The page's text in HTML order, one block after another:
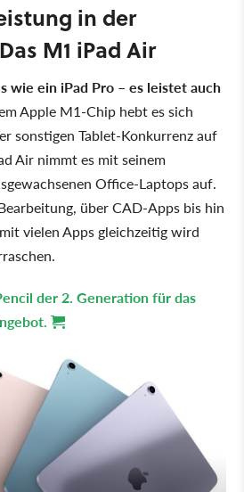
in der
M1 iPad Air
wie ein iPad Pro – es leistet auch
Apple M1-Chip hebt es sich
sonstigen Tablet-Konkurrenz auf
Air nimmt es mit seinem
Office-Laptops auf.
über CAD-Apps bis hin
vielen Apps gleichzeitig wird
der 2. Generation für das